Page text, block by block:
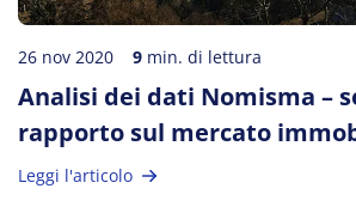
26 nov 2020 9 min. di lettura
Analisi dei dati Nomisma –
rapporto sul mercato
Leggi l'articolo